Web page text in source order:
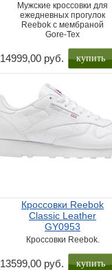
Мужские кроссовки для
ежедневных прогулок
Reebok с мембраной
Gore-Tex
14999,00 руб. купить
Кроссовки Reebok
Classic Leather
GY0953
Кроссовки Reebok.
13599,00 руб. купить